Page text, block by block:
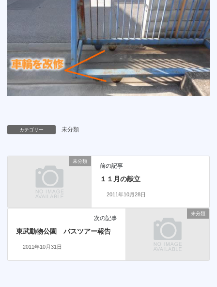
カテゴリー 未分類
未分類
前の記事
１１月の献立
2011年10月28日
未分類
次の記事
東武動物公園 バスツアー報告
2011年10月31日